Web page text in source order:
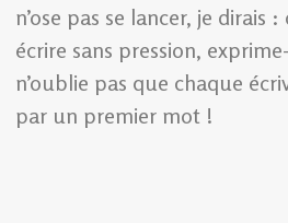
n’ose pas se lancer, je dirais
écrire sans pression,
n’oublie pas que chaque
par un premier mot !